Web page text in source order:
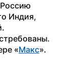
Индия,
«Макс».